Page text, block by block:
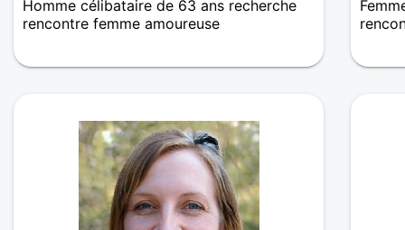
Homme célibataire de 63 ans recherche
rencontre femme amoureuse
qui sait cela pourrait améner à bien
sans modération ...